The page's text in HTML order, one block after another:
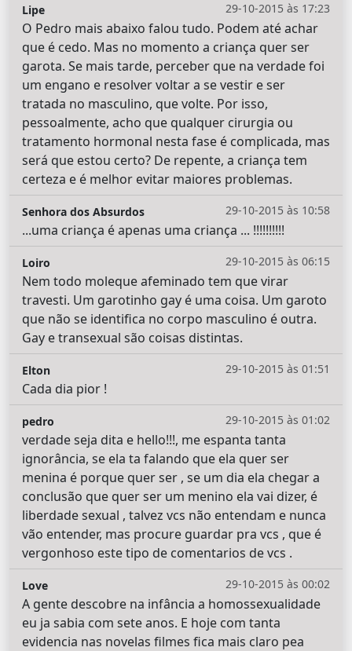
29-10-2015 às 17:23
Lipe
O Pedro mais abaixo falou tudo. Podem até achar
que é cedo. Mas no momento a criança quer ser
garota. Se mais tarde, perceber que na verdade foi
um engano e resolver voltar a se vestir e ser
tratada no masculino, que volte. Por isso,
pessoalmente, acho que qualquer cirurgia ou
tratamento hormonal nesta fase é complicada, mas
será que estou certo? De repente, a criança tem
certeza e é melhor evitar maiores problemas.
29-10-2015 às 10:58
Senhora dos Absurdos
...uma criança é apenas uma criança ... !!!!!!!!!!
29-10-2015 às 06:15
Loiro
Nem todo moleque afeminado tem que virar
travesti. Um garotinho gay é uma coisa. Um garoto
que não se identifica no corpo masculino é outra.
Gay e transexual são coisas distintas.
29-10-2015 às 01:51
Elton
Cada dia pior !
29-10-2015 às 01:02
pedro
verdade seja dita e hello!!!, me espanta tanta
ignorância, se ela ta falando que ela quer ser
menina é porque quer ser , se um dia ela chegar a
conclusão que quer ser um menino ela vai dizer, é
liberdade sexual , talvez vcs não entendam e nunca
vão entender, mas procure guardar pra vcs , que é
vergonhoso este tipo de comentarios de vcs .
29-10-2015 às 00:02
Love
A gente descobre na infância a homossexualidade
eu ja sabia com sete anos. E hoje com tanta
evidencia nas novelas filmes fica mais claro pea